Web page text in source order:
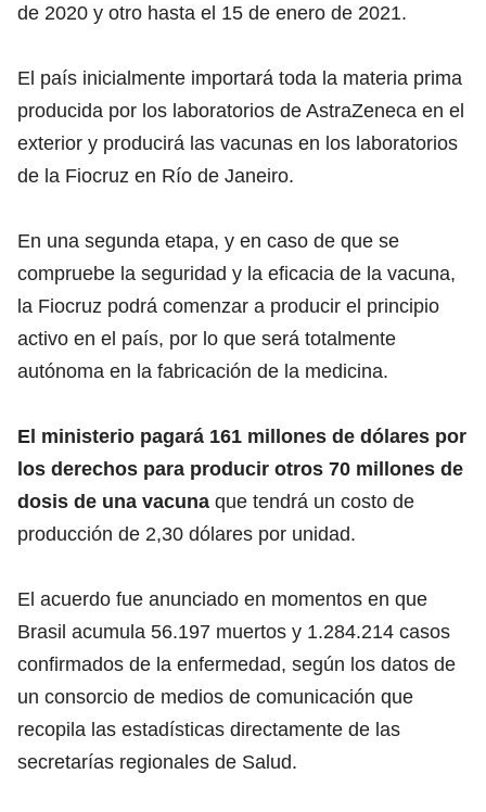
de 2020 y otro hasta el 15 de enero de 2021.
El país inicialmente importará toda la materia prima
producida por los laboratorios de AstraZeneca en el
exterior y producirá las vacunas en los laboratorios
de la Fiocruz en Río de Janeiro.
En una segunda etapa, y en caso de que se
compruebe la seguridad y la eficacia de la vacuna,
la Fiocruz podrá comenzar a producir el principio
activo en el país, por lo que será totalmente
autónoma en la fabricación de la medicina.
El ministerio pagará 161 millones de dólares por
los derechos para producir otros 70 millones de
dosis de una vacuna que tendrá un costo de
producción de 2,30 dólares por unidad.
El acuerdo fue anunciado en momentos en que
Brasil acumula 56.197 muertos y 1.284.214 casos
confirmados de la enfermedad, según los datos de
un consorcio de medios de comunicación que
recopila las estadísticas directamente de las
secretarías regionales de Salud.